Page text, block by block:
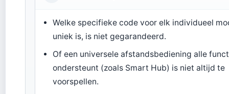
Welke specifieke code voor elk individueel
uniek is, is niet gegarandeerd.
Of een universele afstandsbediening alle
ondersteunt (zoals Smart Hub) is niet altijd te
voorspellen.